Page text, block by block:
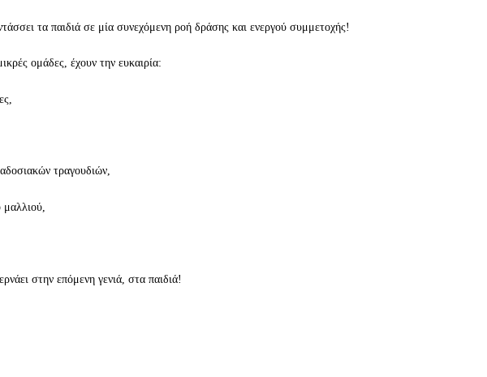
τα παιδιά σε μία συνεχόμενη ροή δράσης και ενεργού συμμετοχής!
ομάδες, έχουν την ευκαιρία:
τραγουδιών,
στην επόμενη γενιά, στα παιδιά!